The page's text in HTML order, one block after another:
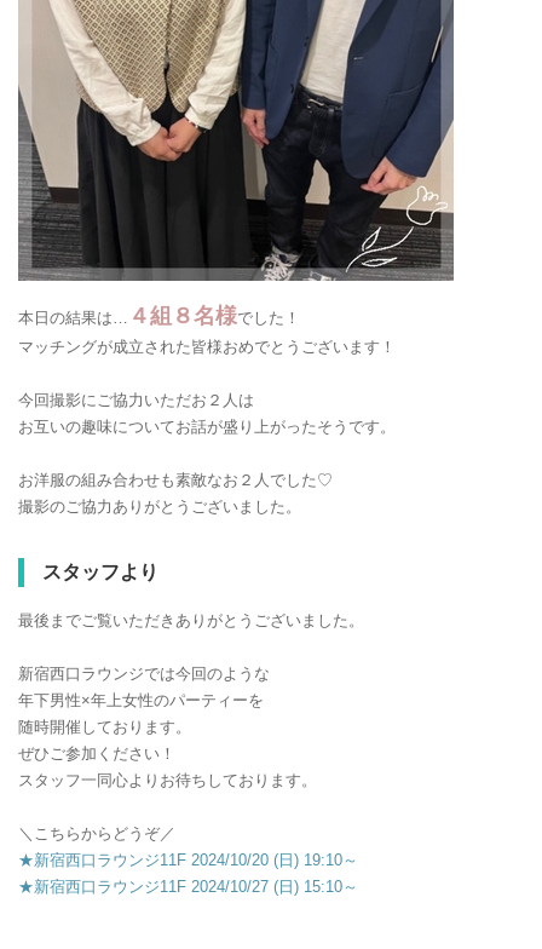
本日の結果は… ４組８名様でした！
マッチングが成立された皆様おめでとうございます！
今回撮影にご協力いただお２人は
お互いの趣味についてお話が盛り上がったそうです。
お洋服の組み合わせも素敵なお２人でした♡
撮影のご協力ありがとうございました。
スタッフより
最後までご覧いただきありがとうございました。
新宿西口ラウンジでは今回のような
年下男性×年上女性のパーティーを
随時開催しております。
ぜひご参加ください！
スタッフ一同心よりお待ちしております。
＼こちらからどうぞ／
★新宿西口ラウンジ11F 2024/10/20 (日) 19:10～
★新宿西口ラウンジ11F 2024/10/27 (日) 15:10～